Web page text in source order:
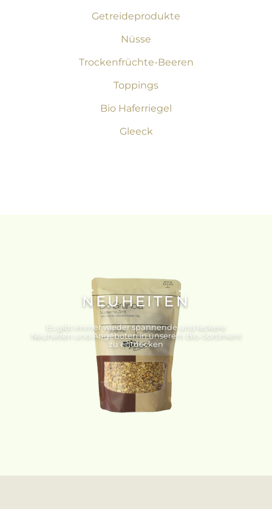
Getreideprodukte
Nüsse
Trockenfrüchte-Beeren
Toppings
Bio Haferriegel
Gleeck
NEUHEITEN
Es gibt immer wieder spannende und leckere
Neuheiten und Angeboten in unserem Bio-Sortiment
zu entdecken